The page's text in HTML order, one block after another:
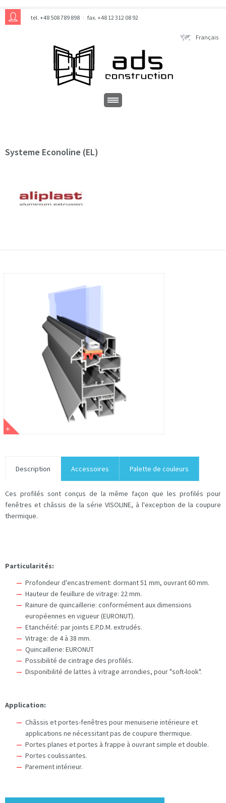
tel. +48 508 789 898 fax. +48 12 312 08 92
Français
Systeme Econoline (EL)
Description Accessoires Palette de couleurs
Ces profilés sont conçus de la même façon que les profilés pour
fenêtres et châssis de la série VISOLINE, à l'exception de la coupure
thermique.
Particularités:
Profondeur d'encastrement: dormant 51 mm, ouvrant 60 mm.
Hauteur de feuillure de vitrage: 22 mm.
Rainure de quincaillerie: conformément aux dimensions
européennes en vigueur (EURONUT).
Etanchéité: par joints E.P.D.M. extrudés.
Vitrage: de 4 à 38 mm.
Quincaillerie: EURONUT
Possibilité de cintrage des profilés.
Disponibilité de lattes à vitrage arrondies, pour "soft-look".
Application:
Châssis et portes-fenêtres pour menuiserie intérieure et
applications ne nécessitant pas de coupure thermique.
Portes planes et portes à frappe à ouvrant simple et double.
Portes coulissantes.
Parement intérieur.